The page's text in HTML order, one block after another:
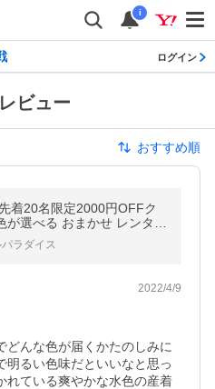
i
ログイン
ビュー
おすすめ順
着20名限定2000円OFFク
が選べる おまかせ レンタル
供 着物 夏 冬 ベビー服
パラダイス
2022/4/9
どんな色が届くかたのしみに
明るい色味だといいなと思っ
れている爽やかな水色の産着